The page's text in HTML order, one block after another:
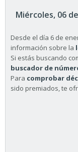
Miércoles, 06
Desde el día 6 de
información sobre la
Si estás buscando
buscador de
Para comprobar
sido premiados, te